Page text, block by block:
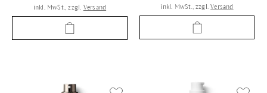
inkl. MwSt., zzgl. Versand
inkl. MwSt., zzgl.Versand